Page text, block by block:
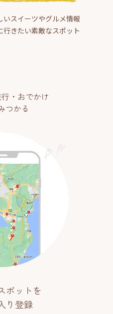
スイーツやグルメ情報
きたい素敵なスポット
・おでかけ
つかる
ポットを
り登録